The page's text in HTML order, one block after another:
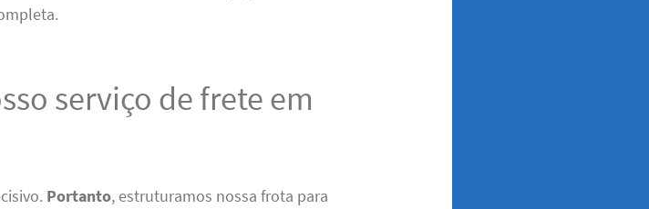
serviço de frete em
Portanto, estruturamos nossa frota para